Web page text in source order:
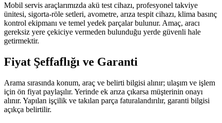
Mobil servis araçlarımızda akü test cihazı, profesyonel takviye
ünitesi, sigorta-röle setleri, avometre, arıza tespit cihazı, klima basınç
kontrol ekipmanı ve temel yedek parçalar bulunur. Amaç, aracı
gereksiz yere çekiciye vermeden bulunduğu yerde güvenli hale
getirmektir.
Fiyat Şeffaflığı ve Garanti
Arama sırasında konum, araç ve belirti bilgisi alınır; ulaşım ve işlem
için ön fiyat paylaşılır. Yerinde ek arıza çıkarsa müşterinin onayı
alınır. Yapılan işçilik ve takılan parça faturalandırılır, garanti bilgisi
açıkça belirtilir.